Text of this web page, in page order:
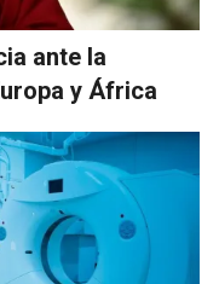
ante la
y África